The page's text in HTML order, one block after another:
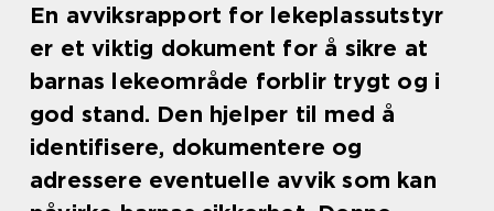
En avviksrapport for lekeplassutstyr
er et viktig dokument for å sikre at
barnas lekeområde forblir trygt og i
god stand. Den hjelper til med å
identifisere, dokumentere og
adressere eventuelle avvik som kan